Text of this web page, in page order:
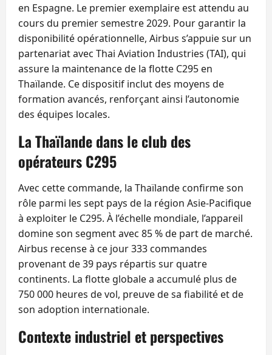
en Espagne. Le premier exemplaire est attendu au
cours du premier semestre 2029. Pour garantir la
disponibilité opérationnelle, Airbus s’appuie sur un
partenariat avec Thai Aviation Industries (TAI), qui
assure la maintenance de la flotte C295 en
Thaïlande. Ce dispositif inclut des moyens de
formation avancés, renforçant ainsi l’autonomie
des équipes locales.
La Thaïlande dans le club des
opérateurs C295
Avec cette commande, la Thaïlande confirme son
rôle parmi les sept pays de la région Asie-Pacifique
à exploiter le C295. À l’échelle mondiale, l’appareil
domine son segment avec 85 % de part de marché.
Airbus recense à ce jour 333 commandes
provenant de 39 pays répartis sur quatre
continents. La flotte globale a accumulé plus de
750 000 heures de vol, preuve de sa fiabilité et de
son adoption internationale.
Contexte industriel et perspectives